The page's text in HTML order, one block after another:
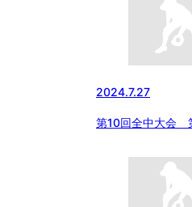
2024.7.27
第10回全中大会